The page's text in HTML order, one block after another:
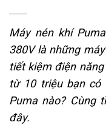
Máy nén khí
380V là những
tiết kiệm điện
từ 10 triệu bạn có
Puma nào? Cùng
đây.